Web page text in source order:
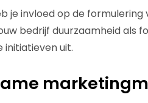
je invloed op de formulering
bedrijf duurzaamheid als
initiatieven uit.